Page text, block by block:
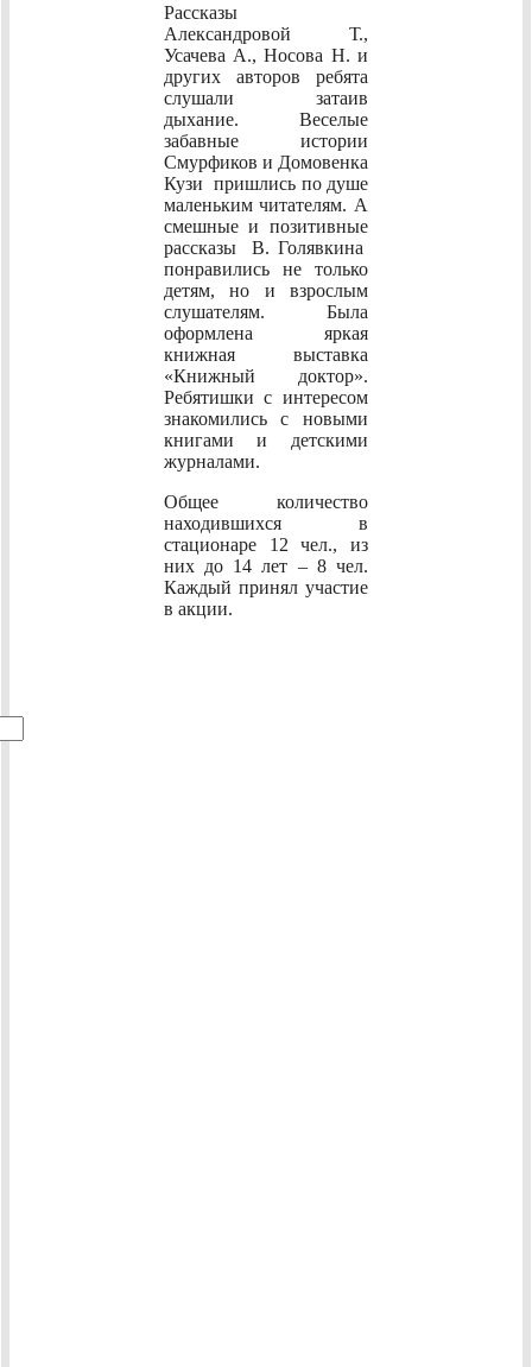
Рассказы
Александровой Т.,
Усачева А., Носова Н. и
других авторов ребята
слушали затаив
дыхание. Веселые
забавные истории
Смурфиков и Домовенка
Кузи пришлись по душе
маленьким читателям. А
смешные и позитивные
рассказы В. Голявкина
понравились не только
детям, но и взрослым
слушателям. Была
оформлена яркая
книжная выставка
«Книжный доктор».
Ребятишки с интересом
знакомились с новыми
книгами и детскими
журналами.
Общее количество
находившихся в
стационаре 12 чел., из
них до 14 лет – 8 чел.
Каждый принял участие
в акции.